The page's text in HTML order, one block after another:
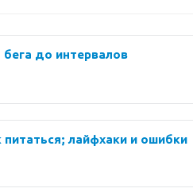
до интервалов
лайфхаки и ошибки